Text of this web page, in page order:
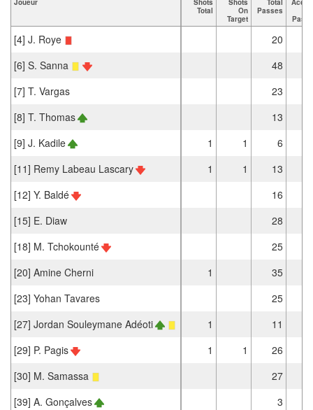
Total
On
Target
Passes
[4] J. Roye 20
[6] S. Sanna
48
[7] T. Vargas
23
[8] T. Thomas
13
[9] J. Kadile
1 1 6
[11] Remy Labeau Lascary
1 1 13
[12] Y. Baldé
16
[15] E. Diaw
28
[18] M. Tchokounté
25
[20] Amine Cherni
1 35
[23] Yohan Tavares
25
[27] Jordan Souleymane Adéoti
1 11
[29] P. Pagis
1 1 26
[30] M. Samassa
27
[39] A. Gonçalves
3